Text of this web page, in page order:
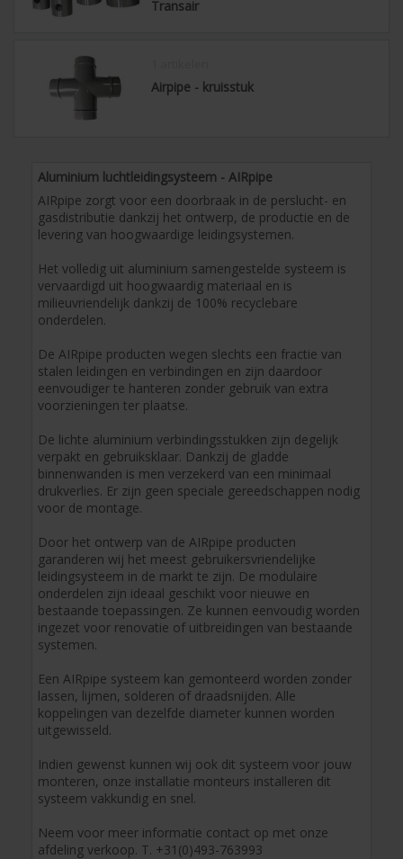
Transair
Airpipe - kruisstuk
Aluminium luchtleidingsysteem - AIRpipe
AIRpipe zorgt voor een doorbraak in de perslucht- en
gasdistributie dankzij het ontwerp, de productie en de
levering van hoogwaardige leidingsystemen.
Het volledig uit aluminium samengestelde systeem is
vervaardigd uit hoogwaardig materiaal en is
milieuvriendelijk dankzij de 100% recyclebare
onderdelen.
De AIRpipe producten wegen slechts een fractie van
stalen leidingen en verbindingen en zijn daardoor
eenvoudiger te hanteren zonder gebruik van extra
voorzieningen ter plaatse.
De lichte aluminium verbindingsstukken zijn degelijk
verpakt en gebruiksklaar. Dankzij de gladde
binnenwanden is men verzekerd van een minimaal
drukverlies. Er zijn geen speciale gereedschappen nodig
voor de montage.
Door het ontwerp van de AIRpipe producten
garanderen wij het meest gebruikersvriendelijke
leidingsysteem in de markt te zijn. De modulaire
onderdelen zijn ideaal geschikt voor nieuwe en
bestaande toepassingen. Ze kunnen eenvoudig worden
ingezet voor renovatie of uitbreidingen van bestaande
systemen.
Een AIRpipe systeem kan gemonteerd worden zonder
lassen, lijmen, solderen of draadsnijden. Alle
koppelingen van dezelfde diameter kunnen worden
uitgewisseld.
Indien gewenst kunnen wij ook dit systeem voor jouw
monteren, onze installatie monteurs installeren dit
systeem vakkundig en snel.
Neem voor meer informatie contact op met onze
afdeling verkoop. T. +31(0)493-763993